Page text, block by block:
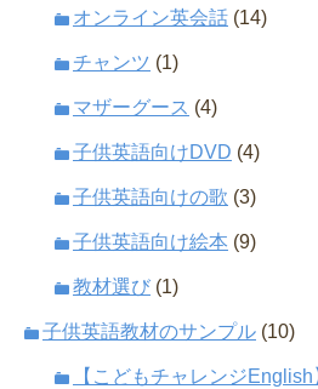
オンライン英会話 (14)
チャンツ (1)
マザーグース (4)
子供英語向けDVD (4)
子供英語向けの歌 (3)
子供英語向け絵本 (9)
教材選び (1)
子供英語教材のサンプル (10)
【こどもチャレンジEnglish